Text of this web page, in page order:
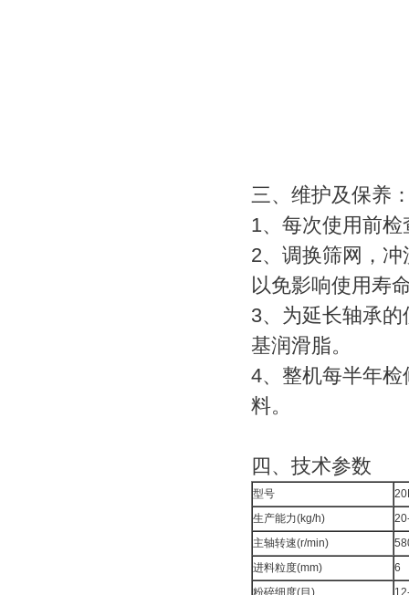
三、维护及保养
1、每次使用前
2、调换筛网，
以免影响使用寿
3、为延长轴承
基润滑脂。
4、整机每半年
料。
四、技术参数
型号
生产能力(kg/h)
主轴转速(r/min)
进料粒度(mm)
6
粉碎细度(目)